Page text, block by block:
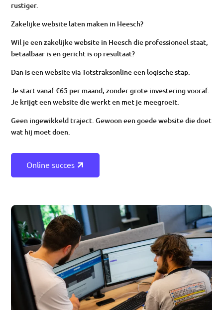
rustiger.
Zakelijke website laten maken in Heesch?
Wil je een zakelijke website in Heesch die professioneel staat,
betaalbaar is en gericht is op resultaat?
Dan is een website via Totstraksonline een logische stap.
Je start vanaf €65 per maand, zonder grote investering vooraf.
Je krijgt een website die werkt en met je meegroeit.
Geen ingewikkeld traject. Gewoon een goede website die doet
wat hij moet doen.
Online succes